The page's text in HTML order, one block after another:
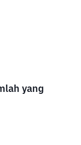
yang